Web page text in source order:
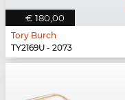
€ 180,00
Tory Burch
TY2169U - 2073